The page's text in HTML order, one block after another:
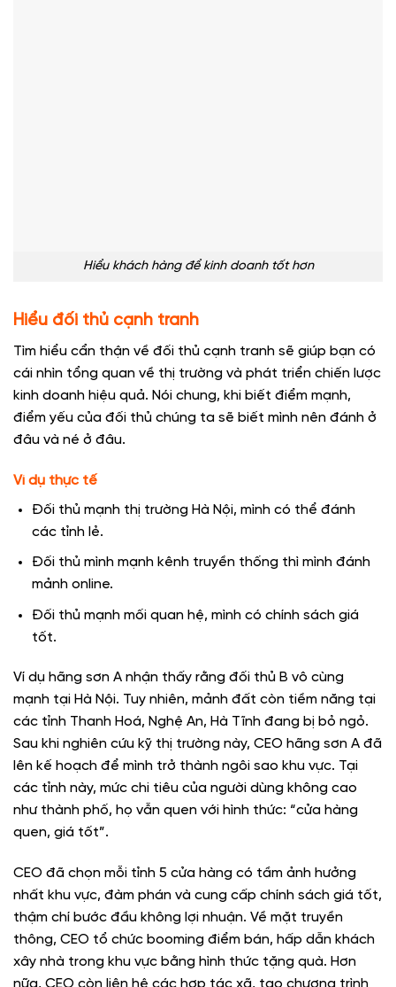
Hiểu khách hàng để kinh doanh tốt hơn
Hiểu đối thủ cạnh tranh
Tìm hiểu cẩn thận về đối thủ cạnh tranh sẽ giúp bạn có
cái nhìn tổng quan về thị trường và phát triển chiến lược
kinh doanh hiệu quả. Nói chung, khi biết điểm mạnh,
điểm yếu của đối thủ chúng ta sẽ biết mình nên đánh ở
đâu và né ở đâu.
Ví dụ thực tế
Đối thủ mạnh thị trường Hà Nội, mình có thể đánh
các tỉnh lẻ.
Đối thủ mình mạnh kênh truyền thống thì mình đánh
mảnh online.
Đối thủ mạnh mối quan hệ, mình có chính sách giá
tốt.
Ví dụ hãng sơn A nhận thấy rằng đối thủ B vô cùng
mạnh tại Hà Nội. Tuy nhiên, mảnh đất còn tiềm năng tại
các tỉnh Thanh Hoá, Nghệ An, Hà Tĩnh đang bị bỏ ngỏ.
Sau khi nghiên cứu kỹ thị trường này, CEO hãng sơn A đã
lên kế hoạch để mình trở thành ngôi sao khu vực. Tại
các tỉnh này, mức chi tiêu của người dùng không cao
như thành phố, họ vẫn quen với hình thức: “cửa hàng
quen, giá tốt”.
CEO đã chọn mỗi tỉnh 5 cửa hàng có tầm ảnh hưởng
nhất khu vực, đàm phán và cung cấp chính sách giá tốt,
thậm chí bước đầu không lợi nhuận. Về mặt truyền
thông, CEO tổ chức booming điểm bán, hấp dẫn khách
xây nhà trong khu vực bằng hình thức tặng quà. Hơn